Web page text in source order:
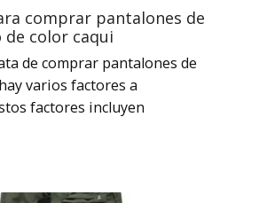
comprar pantalones de
de color caqui
de comprar pantalones de
varios factores a
factores incluyen